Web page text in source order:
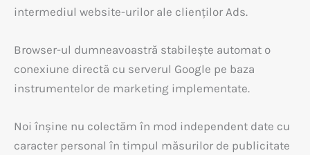
intermediul website-urilor ale clienților Ads.
Browser-ul dumneavoastră stabilește automat o
conexiune directă cu serverul Google pe baza
instrumentelor de marketing implementate.
Noi înșine nu colectăm în mod independent date cu
caracter personal în timpul măsurilor de publicitate